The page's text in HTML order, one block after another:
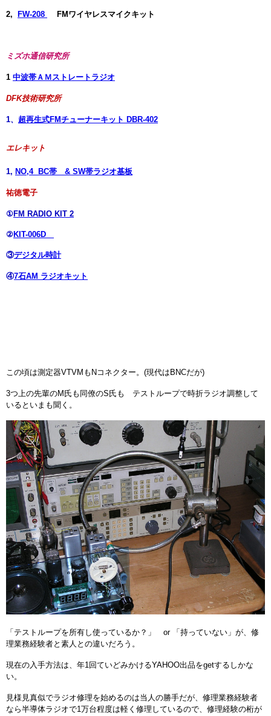
2, FW-208 FMワイヤレスマイクキット
ミズホ通信研究所
1 中波帯ＡＭストレートラジオ
DFK技術研究所
1、 超再生式FMチューナーキット DBR-402
エレキット
1, NO,4 BC帯 & SW帯ラジオ基板
祐徳電子
①FM RADIO KIT 2
②KIT-006D
③デジタル時計
④7石AM ラジオキット
この頃は測定器VTVMもNコネクター。(現代はBNCだが)
3つ上の先輩のM氏も同僚のS氏も テストループで時折ラジオ調整して
いるといまも聞く。
「テストループを所有し使っているか？」 or 「持っていない」が、修
理業務経験者と素人との違いだろう。
現在の入手方法は、年1回ていどみかけるYAHOO出品をgetするしかな
い。
見様見真似でラジオ修理を始めるのは当人の勝手だが、修理業務経験者
なら半導体ラジオで1万台程度は軽く修理しているので、修理経験の桁が